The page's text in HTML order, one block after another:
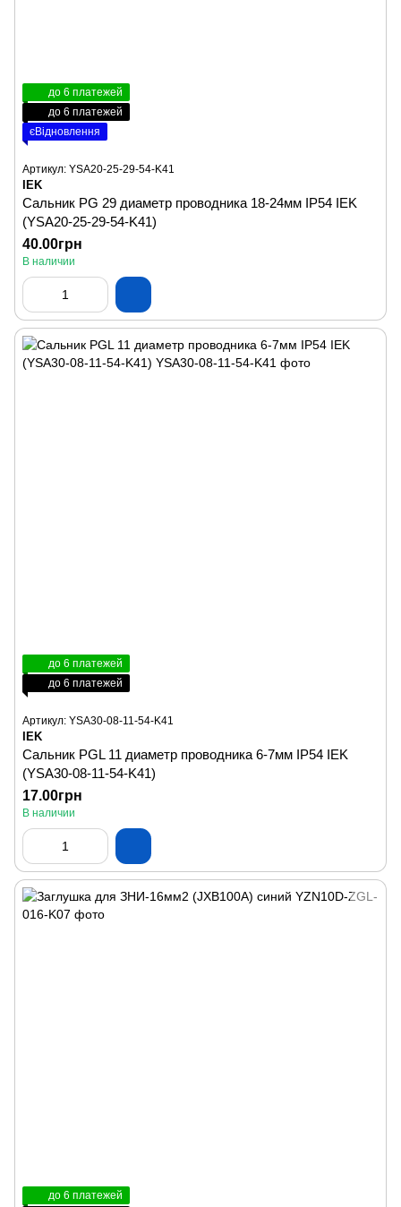
до 6 платежей
до 6 платежей
єВідновлення
Артикул: YSA20-25-29-54-K41
IEK
Сальник PG 29 диаметр проводника 18-24мм IP54 IEK
(YSA20-25-29-54-K41)
40.00грн
В наличии
до 6 платежей
до 6 платежей
Артикул: YSA30-08-11-54-K41
IEK
Сальник PGL 11 диаметр проводника 6-7мм IP54 IEK
(YSA30-08-11-54-K41)
17.00грн
В наличии
до 6 платежей